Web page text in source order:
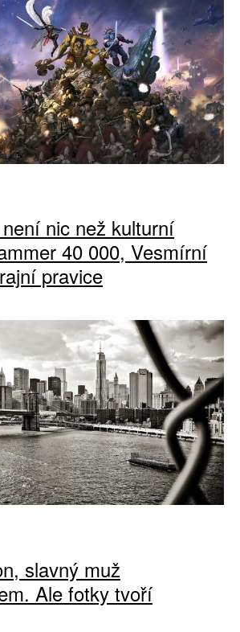
nic než kulturní
40 000, Vesmírní
pravice
slavný muž
Ale fotky tvoří